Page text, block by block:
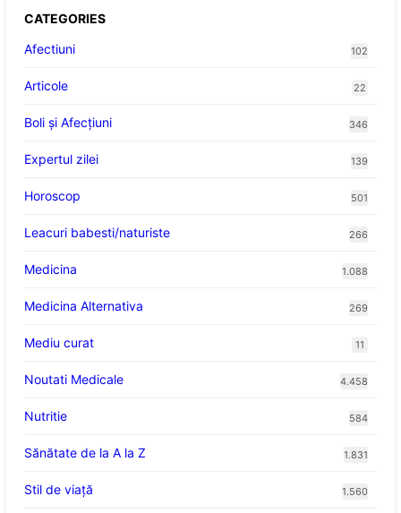
CATEGORIES
Afectiuni
102
Articole 22
Boli și Afecțiuni 346
Expertul zilei 139
Horoscop 501
Leacuri babesti/naturiste 266
Medicina 1.088
Medicina Alternativa 269
Mediu curat 11
Noutati Medicale 4.458
Nutritie 584
Sănătate de la A la Z 1.831
Stil de viaţă 1.560